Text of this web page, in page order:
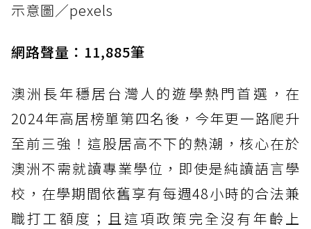
示意圖／pexels
網路聲量：11,885筆
澳洲長年穩居台灣人的遊學熱門首選，在
2024年高居榜單第四名後，今年更一路爬升
至前三強！這股居高不下的熱潮，核心在於
澳洲不需就讀專業學位，即使是純讀語言學
校，在學期間依舊享有每週48小時的合法兼
職打工額度；且這項政策完全沒有年齡上